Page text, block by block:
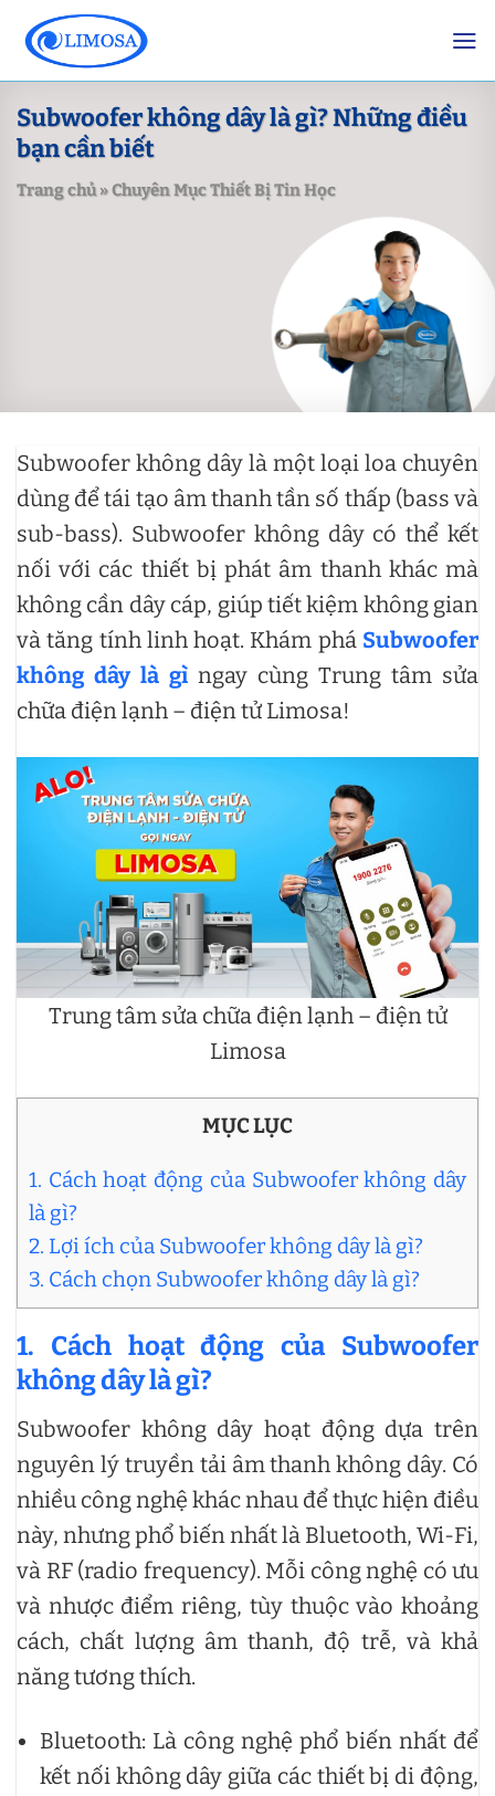
content
Subwoofer không dây là gì? Những điều
bạn cần biết
Trang chủ»Chuyên Mục Thiết Bị Tin Học
Subwoofer không dây là một loại loa chuyên
dùng để tái tạo âm thanh tần số thấp (bass và
sub-bass). Subwoofer không dây có thể kết
nối với các thiết bị phát âm thanh khác mà
không cần dây cáp, giúp tiết kiệm không gian
và tăng tính linh hoạt. Khám phá Subwoofer
không dây là gì ngay cùng Trung tâm sửa
chữa điện lạnh – điện tử Limosa!
Trung tâm sửa chữa điện lạnh – điện tử
Limosa
MỤC LỤC
1. Cách hoạt động của Subwoofer không dây
là gì?
2. Lợi ích của Subwoofer không dây là gì?
3. Cách chọn Subwoofer không dây là gì?
1. Cách hoạt động của Subwoofer
không dây là gì?
Subwoofer không dây hoạt động dựa trên
nguyên lý truyền tải âm thanh không dây. Có
nhiều công nghệ khác nhau để thực hiện điều
này, nhưng phổ biến nhất là Bluetooth, Wi-Fi,
và RF (radio frequency). Mỗi công nghệ có ưu
và nhược điểm riêng, tùy thuộc vào khoảng
cách, chất lượng âm thanh, độ trễ, và khả
năng tương thích.
Bluetooth: Là công nghệ phổ biến nhất để
kết nối không dây giữa các thiết bị di động,